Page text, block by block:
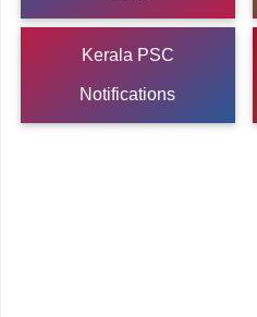
Kerala PSC
Notifications